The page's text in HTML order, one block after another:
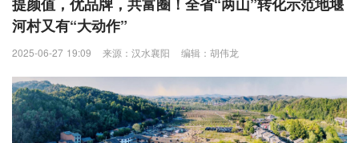
河村又有“大动作”
2025-06-27 19:09 来源：汉水襄阳 编辑：胡伟龙